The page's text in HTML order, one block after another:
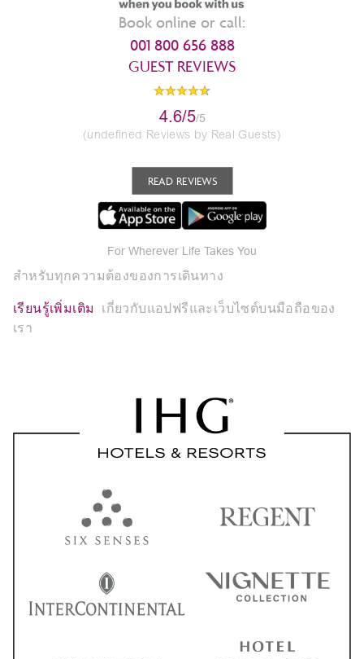
Book online or call:
001 800 656 888
GUEST REVIEWS
4.6/5/5
(undefined Reviews by Real Guests)
READ REVIEWS
For Wherever Life Takes You
สำหรับทุกความต้องของการเดินทาง
เรียนรู้เพิ่มเติม
เกี่ยวกับแอปฟรีและเว็บไซต์บนมือถือของ
เรา